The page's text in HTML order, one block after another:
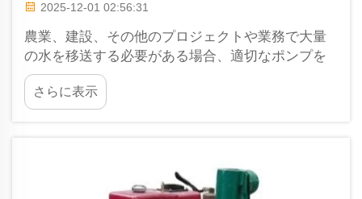
2025-12-01 02:56:31
農業、建設、その他のプロジェクトや業務で大量
の水を移送する必要がある場合、適切なポンプを
選ぶことが非常に重要です。当社ウェイイングで
は、主にディーゼルポンプとソーラーポンプを取
り扱っています。どちらも薄い...
さらに表示